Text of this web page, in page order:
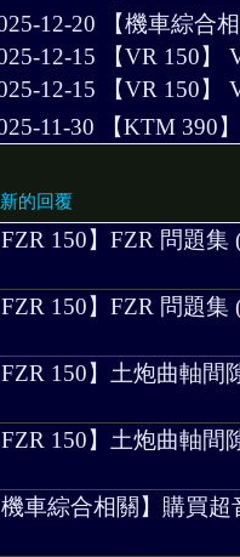
12-20 【機車綜合相
12-15 【VR 150】
12-15 【VR 150】
11-30 【KTM 390】
的回覆
150】FZR 問題集
150】FZR 問題集
150】土炮曲軸間
150】土炮曲軸間
車綜合相關】購買超